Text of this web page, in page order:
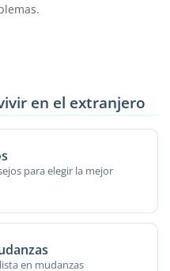
en el extranjero
para elegir la mejor
en mudanzas